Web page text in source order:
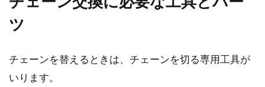
が、中でも摩耗や劣化が激しく交換頻度が高く
ツ
チェーンを替えるときは、チェーンを切る専用工具が
いります。